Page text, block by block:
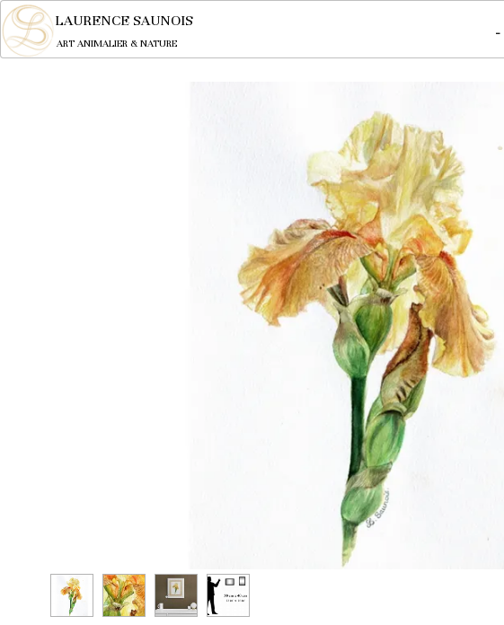
LAURENCE SAUNOIS
ART ANIMALIER & NATURE
-